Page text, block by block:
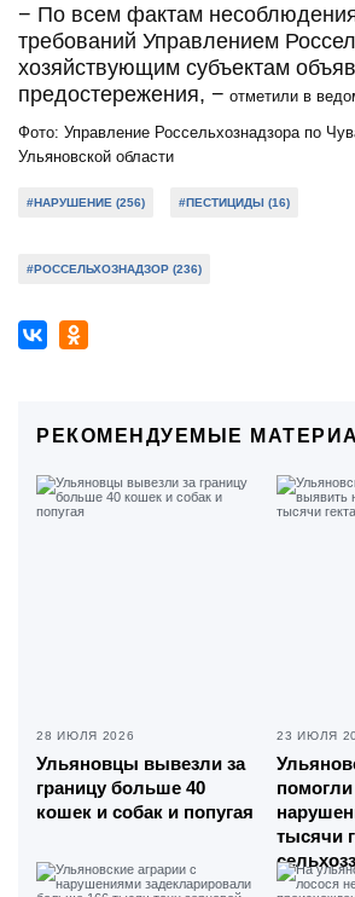
− По всем фактам
требований Управлением
хозяйствующим субъектам
предостережения, − отметили в
Фото: Управление Россельхознадзора по
Ульяновской области
#НАРУШЕНИЕ (256) #ПЕСТИЦИДЫ (16)
#РОССЕЛЬХОЗНАДЗОР (236)
РЕКОМЕНДУЕМЫЕ
28 ИЮЛЯ 2026
Ульяновцы вывезли за
границу больше 40
кошек и собак и попугая
23 ИЮЛЯ
тысячи